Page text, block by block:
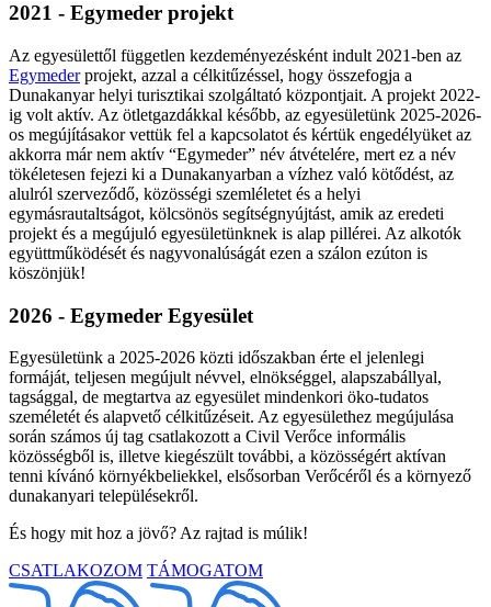
2021 - Egymeder projekt
Az egyesülettől független kezdeményezésként indult 2021-ben az
Egymederprojekt, azzal a célkitűzéssel, hogy összefogja a
Dunakanyar helyi turisztikai szolgáltató központjait. A projekt 2022-
ig volt aktív. Az ötletgazdákkal később, az egyesületünk 2025-2026-
os megújításakor vettük fel a kapcsolatot és kértük engedélyüket az
akkorra már nem aktív “Egymeder” név átvételére, mert ez a név
tökéletesen fejezi ki a Dunakanyarban a vízhez való kötődést, az
alulról szerveződő, közösségi szemléletet és a helyi
egymásrautaltságot, kölcsönös segítségnyújtást, amik az eredeti
projekt és a megújuló egyesületünknek is alap pillérei. Az alkotók
együttműködését és nagyvonalúságát ezen a szálon ezúton is
köszönjük!
2026 - Egymeder Egyesület
Egyesületünk a 2025-2026 közti időszakban érte el jelenlegi
formáját, teljesen megújult névvel, elnökséggel, alapszabállyal,
tagsággal, de megtartva az egyesület mindenkori öko-tudatos
személetét és alapvető célkitűzéseit. Az egyesülethez megújulása
során számos új tag csatlakozott a Civil Verőce informális
közösségből is, illetve kiegészült további, a közösségért aktívan
tenni kívánó környékbeliekkel, elsősorban Verőcéről és a környező
dunakanyari településekről.
És hogy mit hoz a jövő? Az rajtad is múlik!
CSATLAKOZOM TÁMOGATOM